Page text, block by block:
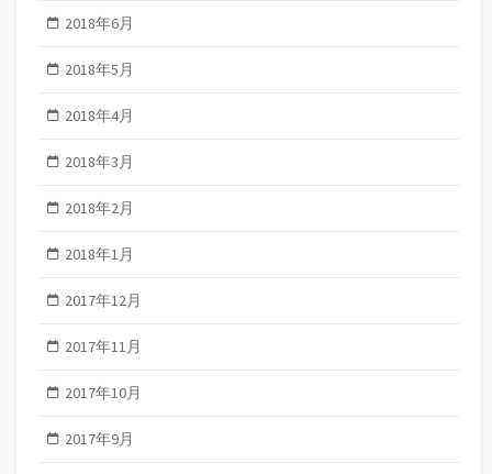
2018年6月
2018年5月
2018年4月
2018年3月
2018年2月
2018年1月
2017年12月
2017年11月
2017年10月
2017年9月